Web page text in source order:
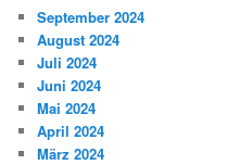
September 2024
August 2024
Juli 2024
Juni 2024
Mai 2024
April 2024
März 2024